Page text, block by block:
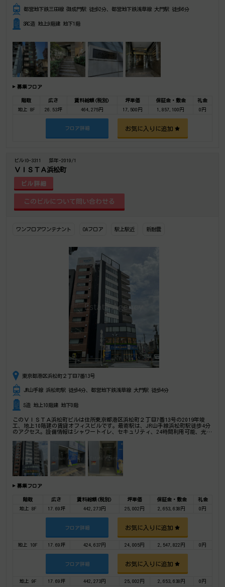
都営地下鉄三田線 御成門駅 徒歩2分、都営地下鉄浅草線 大門駅 徒歩6分
SRC造 地上9階建 地下1階
募集フロア
階数 広さ 賃料総額(税別) 坪単価 保証金・敷金
礼金
地上 8F
26.53坪 464,275円 17,500円 1,857,100円 0円
フロア詳細 お気に入りに追加
ビルID-3311 築年-2019/1
ＶＩＳＴＡ浜松町
ビル詳細
ワンフロアワンテナント OAフロア 駅上駅近 新耐震
東京都港区浜松町２丁目7番13号
JR山手線 浜松町駅 徒歩4分、都営地下鉄浅草線 大門駅 徒歩4分
S造 地上10階建 地下0階
このＶＩＳＴＡ浜松町ビルは住所東京都港区浜松町２丁目7番13号の2019年竣
工、地上10階建の賃貸オフィスビルです。最寄駅は、JR山手線浜松町駅徒歩4分
のアクセス。設備情報はシャワートイレ、セキュリティ、24時間利用可能、光回
いませ！ その他、事務所、オフィス移転、不動産の事なら何でもお気軽にご相
談下さい。
募集フロア
階数 広さ 賃料総額(税別) 坪単価 保証金・敷金
礼金
地上 8F
17.69坪 442,273円 25,002円 2,653,638円 0円
フロア詳細 お気に入りに追加
地上 10F 17.69坪 424,637円 24,005円 2,547,822円 0円
フロア詳細 お気に入りに追加
地上 9F 17.69坪 442,273円 25,002円 2,653,638円 0円